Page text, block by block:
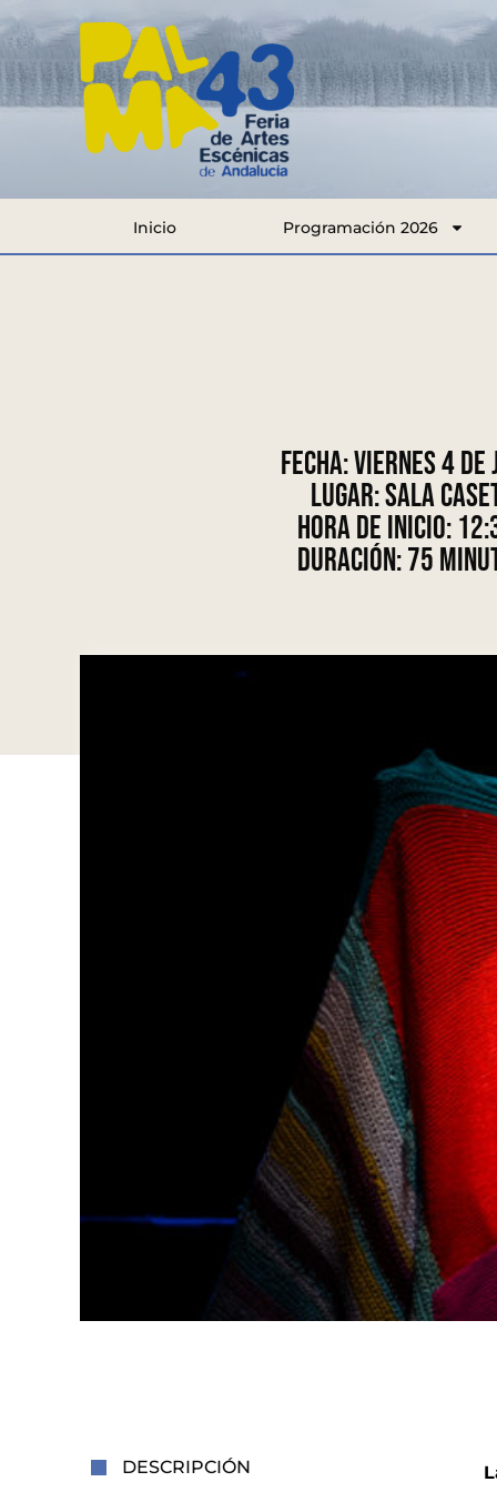
Inicio Programación 2026
Fecha:Viernes 4
Lugar:Sala
Hora de inicio:
Duración:75
DESCRIPCIÓN